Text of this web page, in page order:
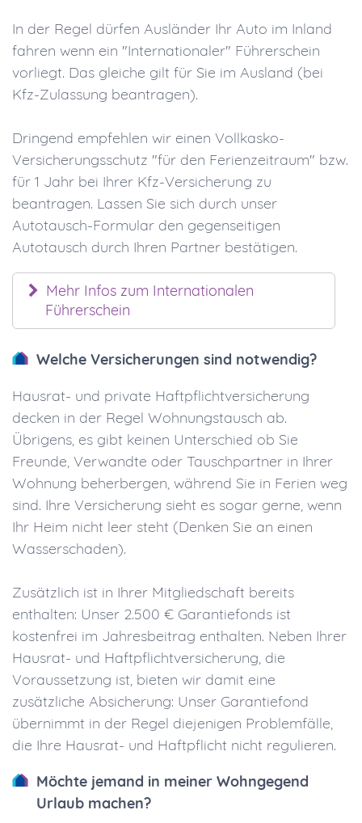
In der Regel dürfen Ausländer Ihr Auto im Inland
fahren wenn ein "Internationaler" Führerschein
vorliegt. Das gleiche gilt für Sie im Ausland (bei
Kfz-Zulassung beantragen).
Dringend empfehlen wir einen Vollkasko-
Versicherungsschutz "für den Ferienzeitraum" bzw.
für 1 Jahr bei Ihrer Kfz-Versicherung zu
beantragen. Lassen Sie sich durch unser
Autotausch-Formular den gegenseitigen
Autotausch durch Ihren Partner bestätigen.
Mehr Infos zum Internationalen
Führerschein
Welche Versicherungen sind notwendig?
Hausrat- und private Haftpflichtversicherung
decken in der Regel Wohnungstausch ab.
Übrigens, es gibt keinen Unterschied ob Sie
Freunde, Verwandte oder Tauschpartner in Ihrer
Wohnung beherbergen, während Sie in Ferien weg
sind. Ihre Versicherung sieht es sogar gerne, wenn
Ihr Heim nicht leer steht (Denken Sie an einen
Wasserschaden).
Zusätzlich ist in Ihrer Mitgliedschaft bereits
enthalten: Unser 2.500 € Garantiefonds ist
kostenfrei im Jahresbeitrag enthalten. Neben Ihrer
Hausrat- und Haftpflichtversicherung, die
Voraussetzung ist, bieten wir damit eine
zusätzliche Absicherung: Unser Garantiefond
übernimmt in der Regel diejenigen Problemfälle,
die Ihre Hausrat- und Haftpflicht nicht regulieren.
Möchte jemand in meiner Wohngegend
Urlaub machen?